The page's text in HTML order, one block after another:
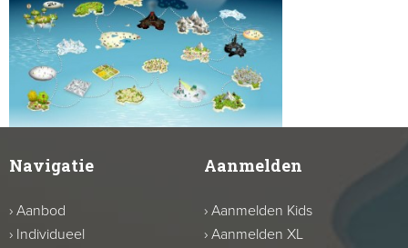
Navigatie
› Aanbod
› Individueel
Aanmelden
› Aanmelden Kids
› Aanmelden XL